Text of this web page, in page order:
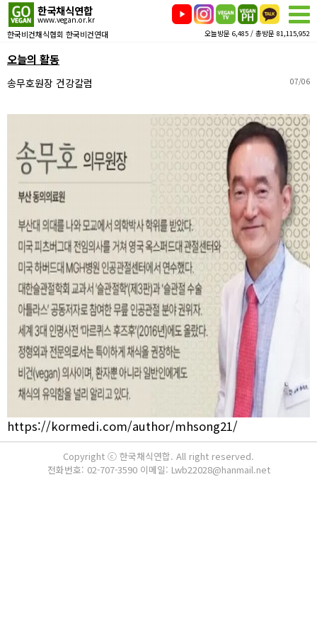
한국채식연합
www.vegan.or.kr
한국비건채식협회 한국비건연대 오늘방문 6,485 / 총방문 81,115,952
오늘의 활동
송무호원장 건강칼럼 07/06
https://kormedi.com/author/mhsong21/
Copyright ⓒ 한국채식연합. All right reserved.
전화번호: 02-707-3590 이메일: Lwb22028@hanmail.net